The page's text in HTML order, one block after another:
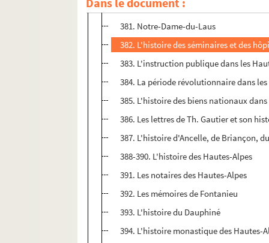
380. L'histoire des protestants et des
381. Notre-Dame-du-Laus
382. L'histoire des séminaires et des
383. L'instruction publique dans les
384. La période révolutionnaire dans
385. L'histoire des biens nationaux
386. Les lettres de Th. Gautier et son
387. L'histoire d'Ancelle, de Briançon,
388-390. L'histoire des Hautes-Alpes
391. Les notaires des Hautes-Alpes
392. Les mémoires de Fontanieu
393. L'histoire du Dauphiné
394. L'histoire monastique des Hautes-